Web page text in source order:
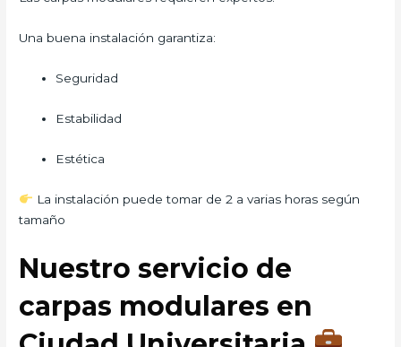
Una buena instalación garantiza:
Seguridad
Estabilidad
Estética
La instalación puede tomar de 2 a varias horas según
tamaño
Nuestro servicio de
carpas modulares en